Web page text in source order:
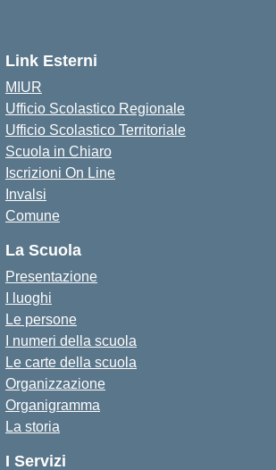
Link Esterni
MIUR
Ufficio Scolastico Regionale
Ufficio Scolastico Territoriale
Scuola in Chiaro
Iscrizioni On Line
Invalsi
Comune
La Scuola
Presentazione
I luoghi
Le persone
I numeri della scuola
Le carte della scuola
Organizzazione
Organigramma
La storia
I Servizi